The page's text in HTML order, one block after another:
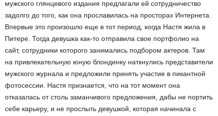
мужского глянцевого издания предлагали ей сотрудничество
задолго до того, как она прославилась на просторах Интернета.
Впервые это произошло еще в тот период, когда Настя жила в
Питере. Тогда девушка как-то отправила свое портфолио на
сайт, сотрудники которого занимались подбором актеров. Там
на привлекательную юную блондинку наткнулись представители
мужского журнала и предложили принять участие в пикантной
фотосессии. Настя признается, что на тот момент она
отказалась от столь заманчивого предложения, дабы не портить
себе карьеру, и не прослыть девушкой, которая начинала с